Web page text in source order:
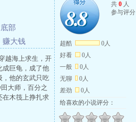
部
赚大钱
越海上求生，开
成巨龟，成了他
，他的玄武只吃
大师，百分之
在木筏上挣扎求
8.8
8.8 共 0 人
参与评分
超酷
0人
好看
0人
一般
0人
无聊
0人
差劲
0人
给喜欢的小说评分：